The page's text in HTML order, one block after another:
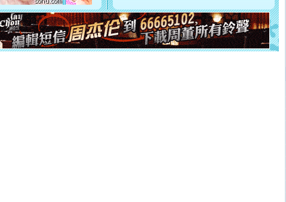
[元旦]
泣，这痛楚让我明白我多么爱你。我转身抱住你：这猪不
卖了。水晶之恋祝你新年快乐。
[春节]风柔雨润好月圆，半岛铁盒伴身边，每日尽显开心
颜！冬去春来似水如烟，劳碌人生需尽欢！听一曲轻歌，